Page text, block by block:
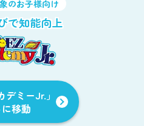
のお子様向け
で知能向上
デミーJr.」
移動